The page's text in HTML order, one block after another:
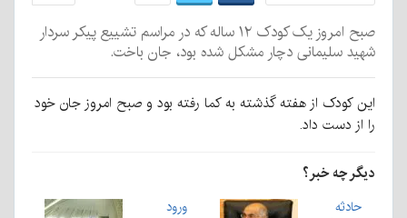
صبح امروز یک کودک ۱۲ ساله که در مراسم تشییع پیکر سردار
شهید سلیمانی دچار مشکل شده بود، جان باخت.
این کودک از هفته گذشته به کما رفته بود و صبح امروز جان خود
را از دست داد.
دیگر چه خبر؟
حادثه ورود